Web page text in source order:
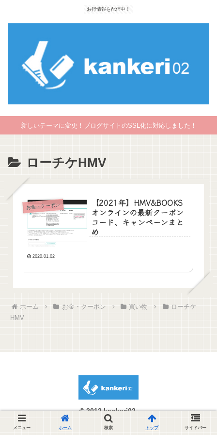
お得情報を配信中！
新しいテーマに変更！ブログサイトのSSL化に対応しました！
ローチケHMV
お金・クーポン
【2021年】HMV&BOOKS
オンラインの最新クーポン
コード、キャンペーンまと
め
2020.01.02
ホーム お金・クーポン 買い物
ローチケ
HMV
© 2012 kankeri02.
メニュー ホーム 検索 トップ サイドバー